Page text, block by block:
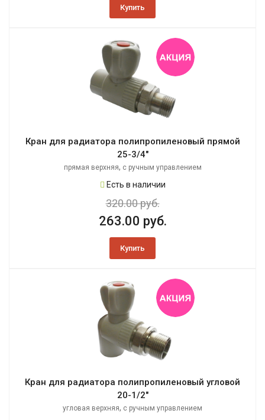
Купить
Кран для радиатора полипропиленовый прямой
25-3/4"
прямая верхняя, с ручным управлением
Есть в наличии
320.00 руб.
263.00 руб.
Купить
Кран для радиатора полипропиленовый угловой
20-1/2"
угловая верхняя, с ручным управлением